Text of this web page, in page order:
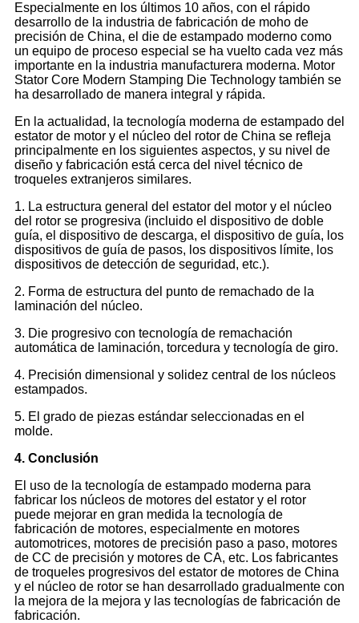
Especialmente en los últimos 10 años, con el rápido
desarrollo de la industria de fabricación de moho de
precisión de China, el die de estampado moderno como
un equipo de proceso especial se ha vuelto cada vez más
importante en la industria manufacturera moderna. Motor
Stator Core Modern Stamping Die Technology también se
ha desarrollado de manera integral y rápida.
En la actualidad, la tecnología moderna de estampado del
estator de motor y el núcleo del rotor de China se refleja
principalmente en los siguientes aspectos, y su nivel de
diseño y fabricación está cerca del nivel técnico de
troqueles extranjeros similares.
1. La estructura general del estator del motor y el núcleo
del rotor se progresiva (incluido el dispositivo de doble
guía, el dispositivo de descarga, el dispositivo de guía, los
dispositivos de guía de pasos, los dispositivos límite, los
dispositivos de detección de seguridad, etc.).
2. Forma de estructura del punto de remachado de la
laminación del núcleo.
3. Die progresivo con tecnología de remachación
automática de laminación, torcedura y tecnología de giro.
4. Precisión dimensional y solidez central de los núcleos
estampados.
5. El grado de piezas estándar seleccionadas en el
molde.
4. Conclusión
El uso de la tecnología de estampado moderna para
fabricar los núcleos de motores del estator y el rotor
puede mejorar en gran medida la tecnología de
fabricación de motores, especialmente en motores
automotrices, motores de precisión paso a paso, motores
de CC de precisión y motores de CA, etc. Los fabricantes
de troqueles progresivos del estator de motores de China
y el núcleo de rotor se han desarrollado gradualmente con
la mejora de la mejora y las tecnologías de fabricación de
fabricación.